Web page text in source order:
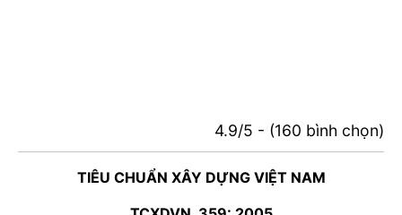
4.9/5 - (160 bình chọn)
TIÊU CHUẨN XÂY DỰNG VIỆT NAM